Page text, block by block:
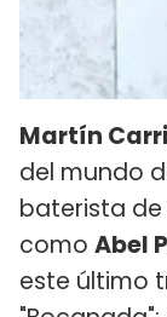
Martín
del mundo
baterista de
como Abel
este último